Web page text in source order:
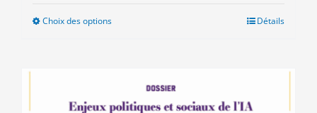
Choix des optionsCe
variations.
Les
Détails